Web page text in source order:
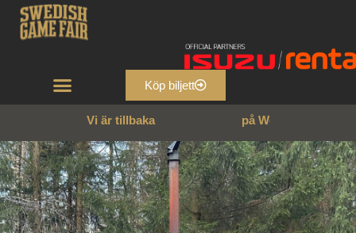
Köp biljett
Vi är tillbaka på We